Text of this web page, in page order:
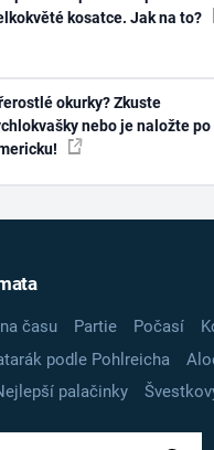
kosatce. Jak na to?
okurky? Zkuste
nebo je naložte po
času Partie Počasí
podle Pohlreicha
palačinky